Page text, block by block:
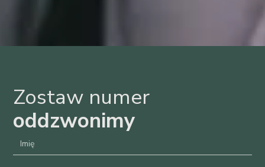
Zostaw numer
oddzwonimy